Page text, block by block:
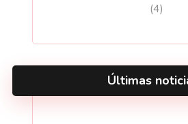
(4)
Últimas